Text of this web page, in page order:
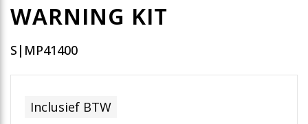
WARNING KIT
S|MP41400
Inclusief BTW